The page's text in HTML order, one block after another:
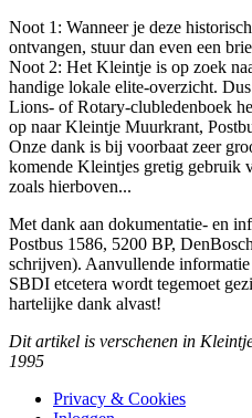
Noot 1: Wanneer je deze
ontvangen, stuur dan even een
Noot 2: Het Kleintje is op zoek
handige lokale elite-overzicht.
Lions- of Rotary-clubledenboek
op naar Kleintje Muurkrant,
Onze dank is bij voorbaat zeer
komende Kleintjes gretig gebruik
zoals hierboven...
Met dank aan dokumentatie- en
Postbus 1586, 5200 BP,
schrijven). Aanvullende
SBDI etcetera wordt tegemoet
hartelijke dank alvast!
Dit artikel is verschenen in
1995
Privacy & Cookies